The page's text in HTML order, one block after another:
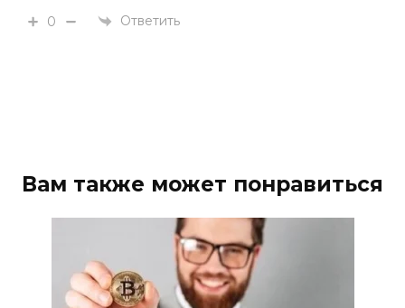
0 Ответить
Вам также может понравиться